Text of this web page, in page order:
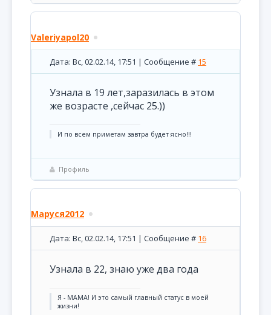
Valeriyapol20
Дата: Вс, 02.02.14, 17:51 | Сообщение # 15
Узнала в 19 лет,заразилась в этом
же возрасте ,сейчас 25.))
И по всем приметам завтра будет ясно!!!
Профиль
Маруся2012
Дата: Вс, 02.02.14, 17:51 | Сообщение # 16
Узнала в 22, знаю уже два года
Я - МАМА! И это самый главный статус в моей
жизни!